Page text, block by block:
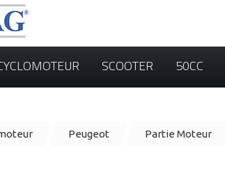
SCOOTER 50CC
Peugeot Partie Moteur